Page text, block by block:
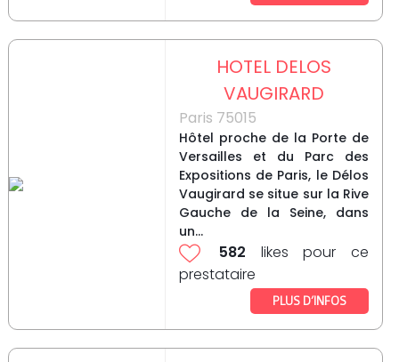
HOTEL DELOS
VAUGIRARD
Paris 75015
Hôtel proche de la Porte de
Versailles et du Parc des
Expositions de Paris, le Délos
Vaugirard se situe sur la Rive
Gauche de la Seine, dans
un...
582 likes pour ce
prestataire
PLUS D’INFOS